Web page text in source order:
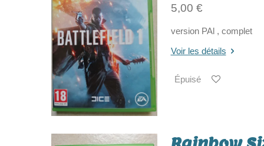
5,00 €
version PAl , complet
Voir les détails
Épuisé